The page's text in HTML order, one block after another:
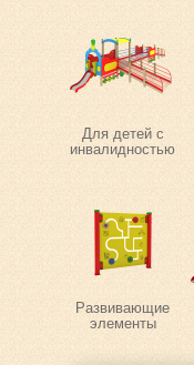
Для детей с
инвалидностью
Развивающие
элементы